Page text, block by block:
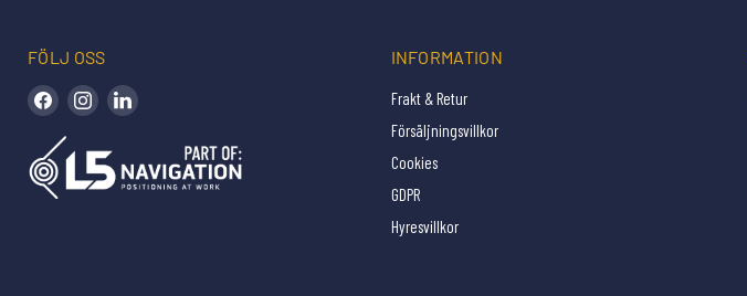
FÖLJ OSS
Hitta oss på Facebook
Hitta oss på Instagram
INFORMATION
Frakt & Retur
Försäljningsvillkor
Cookies
GDPR
Hyresvillkor